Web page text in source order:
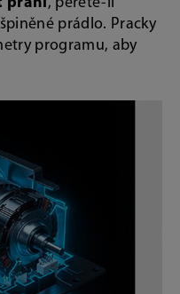
prádlo. Pracky
programu, aby